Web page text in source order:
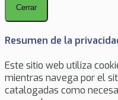
Cerrar
Resumen de la
Este sitio web utiliza
mientras navega por el
catalogadas como